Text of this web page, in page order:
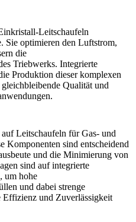
Leitschaufeln
Sie optimieren den Luftstrom,
die
Triebwerks. Integrierte
Produktion dieser komplexen
Qualität und
.
Leitschaufeln für Gas- und
Komponenten sind entscheidend
und die Minimierung von
sind auf integrierte
um hohe
und dabei strenge
Effizienz und Zuverlässigkeit